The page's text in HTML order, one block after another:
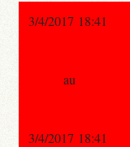
3/4/2017 18:41
au
3/4/2017 18:41